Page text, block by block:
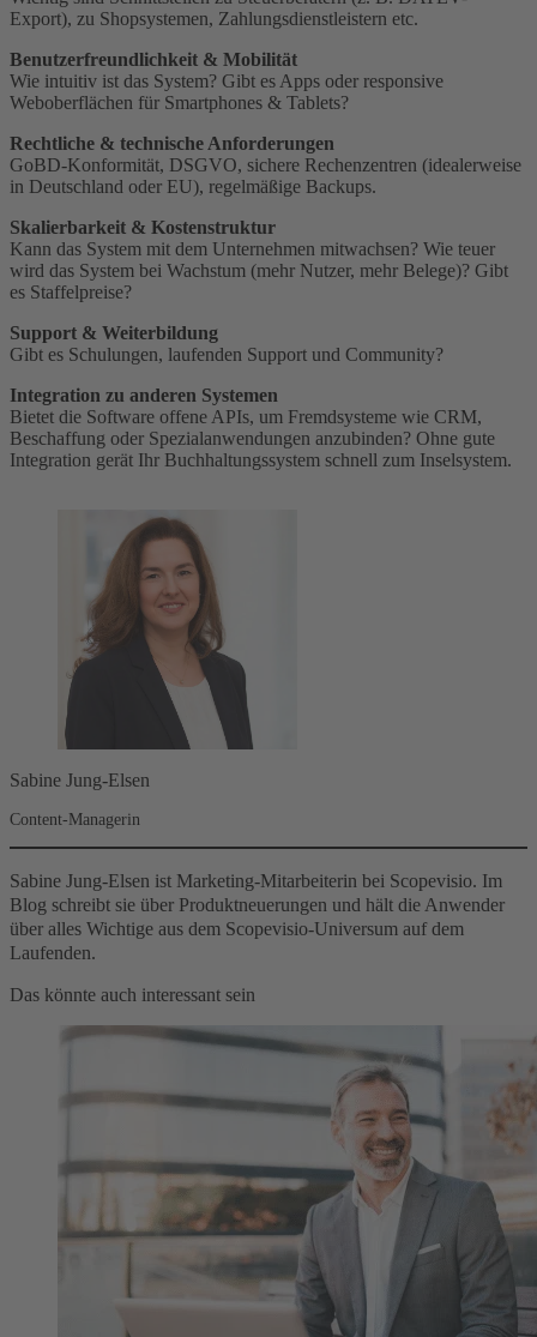
Export), zu Shopsystemen, Zahlungsdienstleistern etc.
Benutzerfreundlichkeit & Mobilität
Wie intuitiv ist das System? Gibt es Apps oder responsive
Weboberflächen für Smartphones & Tablets?
Rechtliche & technische Anforderungen
GoBD-Konformität, DSGVO, sichere Rechenzentren (idealerweise
in Deutschland oder EU), regelmäßige Backups.
Skalierbarkeit & Kostenstruktur
Kann das System mit dem Unternehmen mitwachsen? Wie teuer
wird das System bei Wachstum (mehr Nutzer, mehr Belege)? Gibt
es Staffelpreise?
Support & Weiterbildung
Gibt es Schulungen, laufenden Support und Community?
Integration zu anderen Systemen
Bietet die Software offene APIs, um Fremdsysteme wie CRM,
Beschaffung oder Spezialanwendungen anzubinden? Ohne gute
Integration gerät Ihr Buchhaltungssystem schnell zum Inselsystem.
Sabine Jung-Elsen
Content-Managerin
Sabine Jung-Elsen ist Marketing-Mitarbeiterin bei Scopevisio. Im
Blog schreibt sie über Produktneuerungen und hält die Anwender
über alles Wichtige aus dem Scopevisio-Universum auf dem
Laufenden.
Das könnte auch interessant sein